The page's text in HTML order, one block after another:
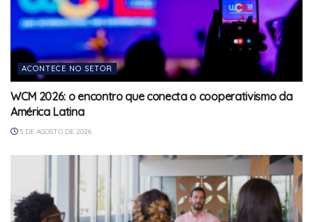
ACONTECE NO SETOR
WCM 2026: o encontro que conecta o cooperativismo da
América Latina
5 DE AGOSTO DE 2026